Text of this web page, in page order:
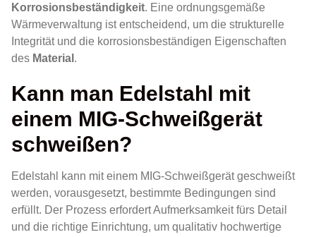
Korrosionsbeständigkeit. Eine ordnungsgemäße
Wärmeverwaltung ist entscheidend, um die strukturelle
Integrität und die korrosionsbeständigen Eigenschaften
des Material .
Kann man Edelstahl mit
einem MIG-Schweißgerät
schweißen?
Edelstahl kann mit einem MIG-Schweißgerät geschweißt
werden, vorausgesetzt, bestimmte Bedingungen sind
erfüllt. Der Prozess erfordert Aufmerksamkeit fürs Detail
und die richtige Einrichtung, um qualitativ hochwertige